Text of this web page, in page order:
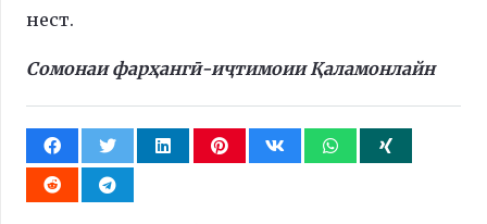
нест.
Сомонаи фарҳангӣ-иҷтимоии Қаламонлайн